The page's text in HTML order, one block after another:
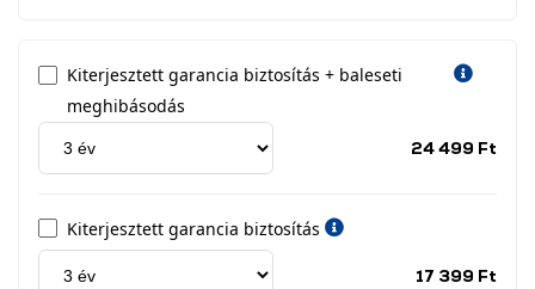
Kiterjesztett garancia biztosítás + baleseti
meghibásodás
24 499 Ft
Kiterjesztett garancia biztosítás
17 399 Ft